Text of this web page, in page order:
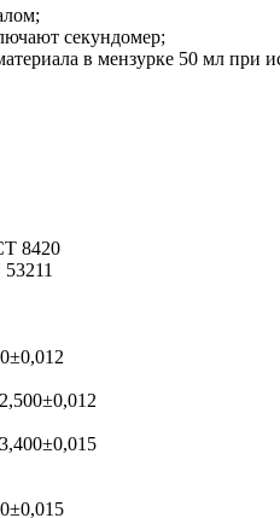
секундомер;
в мензурке 50 мл при
8420